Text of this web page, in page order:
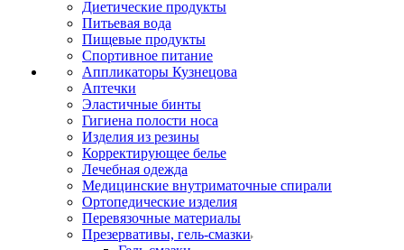
Диетические продукты
Питьевая вода
Пищевые продукты
Спортивное питание
Аппликаторы Кузнецова
Аптечки
Эластичные бинты
Гигиена полости носа
Изделия из резины
Корректирующее белье
Лечебная одежда
Медицинские внутриматочные спирали
Ортопедические изделия
Перевязочные материалы
Презервативы, гель-смазки